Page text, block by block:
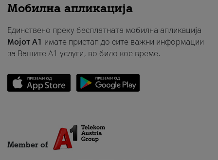
Мобилна апликација
Единствено преку бесплатната мобилна апликација
Мојот A1 имате пристап до сите важни информации
за Вашите A1 услуги, во било кое време.
Member of